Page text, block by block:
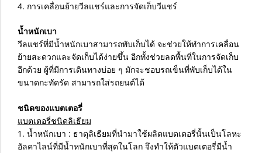
4. การเคลื่อนย้ายวีลแชร์และการจัดเก็บวีแชร์
น้ำหนักเบา
วีลแชร์ที่มีน้ำหนักเบาสามารถพับเก็บได้ จะช่วยให้ทำการเคลื่อน
ย้ายสะดวกและจัดเก็บได้ง่ายขึ้น อีกทั้งช่วยลดพื้นที่ในการจัดเก็บ
อีกด้วย ผู้ที่มีการเดินทางบ่อย ๆ มักจะชอบรถเข็นที่พับเก็บได้ใน
ขนาดกะทัดรัด สามารถใส่รถยนต์ได้
ชนิดของแบตเตอรี่
แบตเตอรี่ชนิดลิเธียม
1. น้ำหนักเบา : ธาตุลิเธียมที่นำมาใช้ผลิตแบตเตอรี่นั้นเป็นโลหะ
อัลคาไลน์ที่มีน้ำหนักเบาที่สุดในโลก จึงทำให้ตัวแบตเตอรี่มีน้ำ